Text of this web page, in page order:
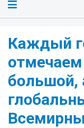
Каждый
отмечаем
большой,